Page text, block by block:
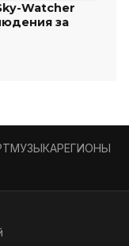
Watcher
за
МУЗЫКАРЕГИОНЫ